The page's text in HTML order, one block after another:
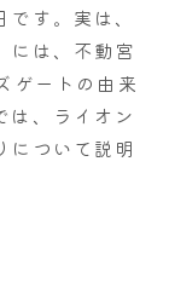
す。実は、
には、不動宮
ゲートの由来
は、ライオン
について説明